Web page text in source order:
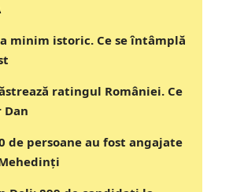
minim istoric. Ce se întâmplă
ratingul României. Ce
Dan
de persoane au fost angajate